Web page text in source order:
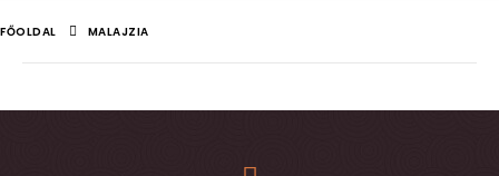
FŐOLDAL MALAJZIA